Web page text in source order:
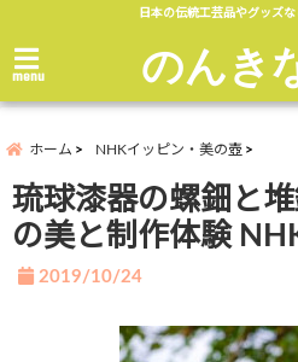
日本の伝統工芸品やグッズ
menu のんき
ホーム NHKイッピン・美の壺
琉球漆器の螺鈿と
の美と制作体験
2019/10/24